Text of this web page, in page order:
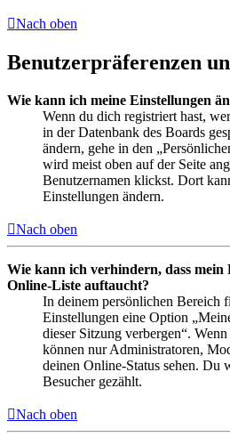
Nach oben
Benutzerpräferenzen
Wie kann ich meine Einstellungen
Wenn du dich registriert hast,
in der Datenbank des Boards
ändern, gehe in den
wird meist oben auf der Seite
Benutzernamen klickst. Dort
Einstellungen ändern.
Nach oben
Wie kann ich verhindern, dass mein
Online-Liste auftaucht?
In deinem persönlichen Bereich
Einstellungen eine Option
dieser Sitzung verbergen“.
können nur Administratoren,
deinen Online-Status sehen. Du
Besucher gezählt.
Nach oben